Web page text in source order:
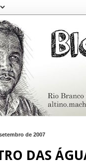
de 2007
DAS